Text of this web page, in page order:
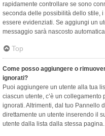
rapidamente controllare se sono
seconda delle possibilità dello stile,
essere evidenziati. Se aggiungi un
messaggio sarà nascosto
Top
Come posso aggiungere o
ignorati?
Puoi aggiungere un utente alla tua
ciascun utente, c’è un
ignorati. Altrimenti, dal tuo Pannello
direttamente un utente inserendo il
utente dalla lista dalla stessa pagina.